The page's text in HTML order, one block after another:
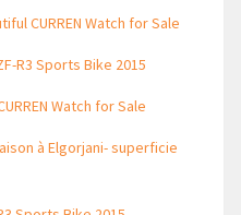
CURREN Watch for Sale
R3 Sports Bike 2015
Watch for Sale
à Elgorjani- superficie